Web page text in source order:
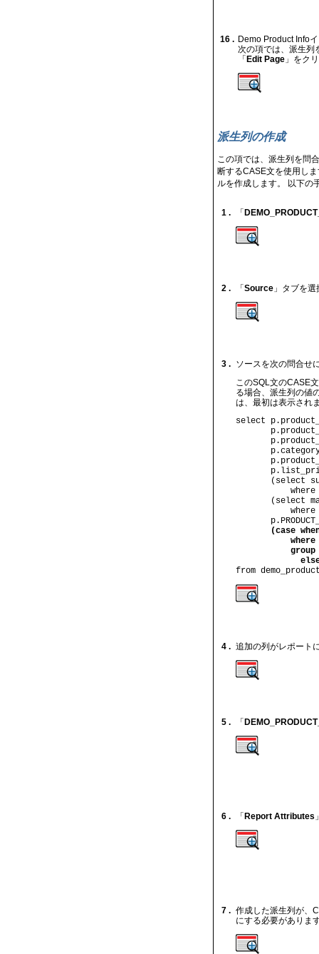
16 . Demo Product Info
次の項では、派生列
「 Edit Page 」をク
派生列の作成
この項では、派生列を問
断するCASE文を使用し
ルを作成します。 以下の
1 . 「
2 . 「 Source 」タブを
3 . ソースを次の問合せ
このSQL文のCASE
る場合、派生列の値
は、最初は表示され
select
(select
where
(select
where
(case
from
4 . 追加の列がレポート
5 . 「
6 . 「 Report Attributes
7 . 作成した派生列が、
にする必要がありま